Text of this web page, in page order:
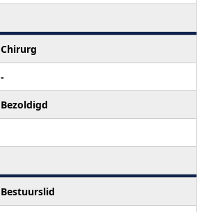
Chirurg
-
Bezoldigd
Bestuurslid